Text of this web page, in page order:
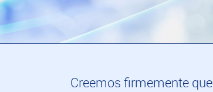
Creemos firmemente que